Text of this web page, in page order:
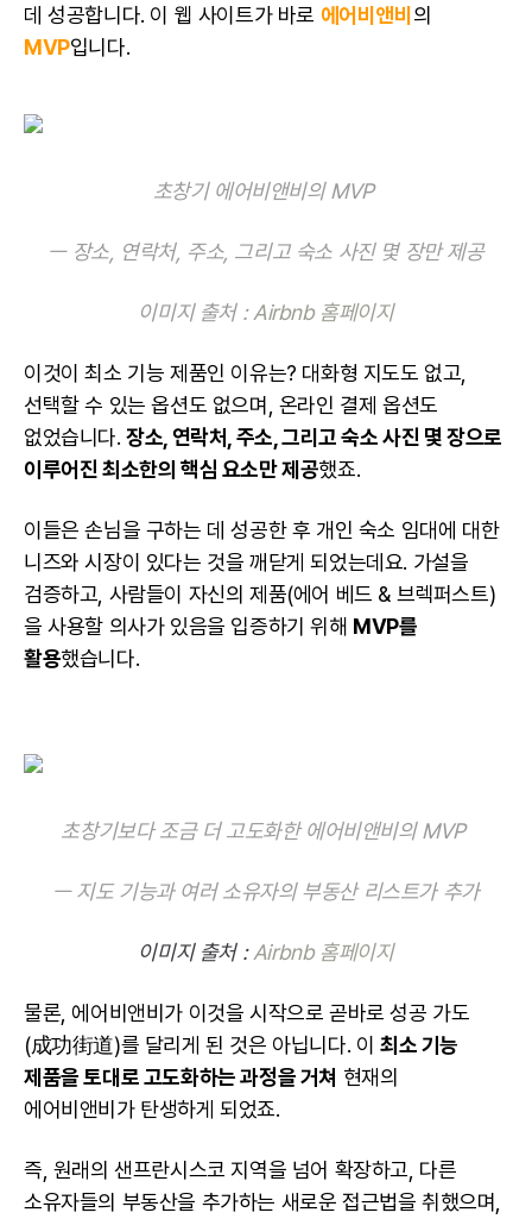
데 성공합니다. 이 웹 사이트가 바로 에어비앤비의
MVP입니다.
초창기 에어비앤비의 MVP
ㅡ 장소, 연락처, 주소, 그리고 숙소 사진 몇 장만 제공
이미지 출처 : Airbnb 홈페이지
이것이 최소 기능 제품인 이유는? 대화형 지도도 없고,
선택할 수 있는 옵션도 없으며, 온라인 결제 옵션도
없었습니다.장소, 연락처, 주소, 그리고 숙소 사진 몇 장으로
이루어진 최소한의 핵심 요소만 제공했죠.
이들은 손님을 구하는 데 성공한 후 개인 숙소 임대에 대한
니즈와 시장이 있다는 것을 깨닫게 되었는데요. 가설을
검증하고, 사람들이 자신의 제품(에어 베드 & 브렉퍼스트)
을 사용할 의사가 있음을 입증하기 위해 MVP를
활용했습니다.
초창기보다 조금 더 고도화한 에어비앤비의 MVP
ㅡ 지도 기능과 여러 소유자의 부동산 리스트가 추가
이미지 출처 :Airbnb 홈페이지
물론, 에어비앤비가 이것을 시작으로 곧바로 성공 가도
(成功街道)를 달리게 된 것은 아닙니다. 이 최소 기능
제품을 토대로 고도화하는 과정을 거쳐 현재의
에어비앤비가 탄생하게 되었죠.
즉, 원래의 샌프란시스코 지역을 넘어 확장하고, 다른
소유자들의 부동산을 추가하는 새로운 접근법을 취했으며,